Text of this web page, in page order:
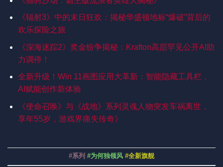
《辐射3》中的末日狂欢：揭秘华盛顿地标“爆破”背后的
欢乐探险之旅
《深海迷踪2》奖金纷争揭秘：Krafton高层罕见公开AI助
力调停！
全新升级！Win 11画图应用大革新：智能隐藏工具栏，
AI赋能创作新体验
《使命召唤》与《战地》系列灵魂人物突发车祸离世，
享年55岁，游戏界痛失传奇》
#系列 #为何独领风 #全新旗舰